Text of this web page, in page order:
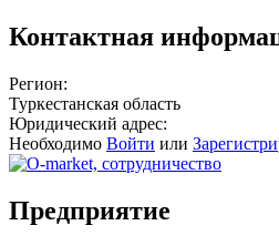
Контактная
Регион:
Туркестанская область
Юридический адрес:
Необходимо Войти или
Предприятие